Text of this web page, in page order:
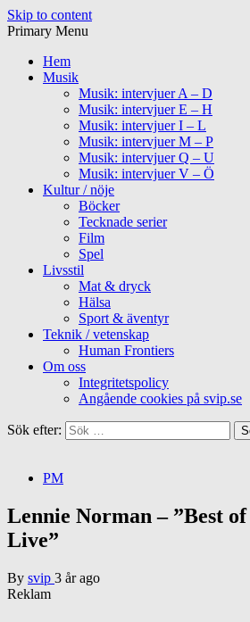
Skip to content
Primary Menu
Hem
Musik
Musik: intervjuer A – D
Musik: intervjuer E – H
Musik: intervjuer I – L
Musik: intervjuer M – P
Musik: intervjuer Q – U
Musik: intervjuer V – Ö
Kultur / nöje
Böcker
Tecknade serier
Film
Spel
Livsstil
Mat & dryck
Hälsa
Sport & äventyr
Teknik / vetenskap
Human Frontiers
Om oss
Integritetspolicy
Angående cookies på svip.se
Sök efter:
PM
Lennie Norman – ”Best
Live”
By svip 3 år ago
Reklam